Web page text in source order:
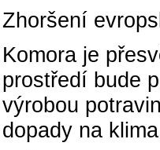
Zhoršení
Komora je
prostředí bude
výrobou
dopady na